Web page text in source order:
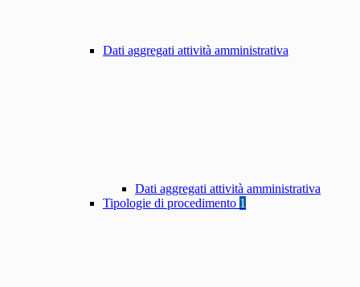
Dati aggregati attività amministrativa
Dati aggregati attività amministrativa
Tipologie di procedimento 1